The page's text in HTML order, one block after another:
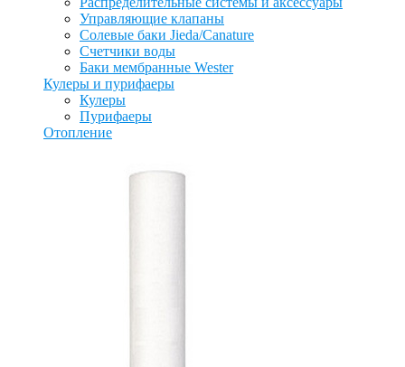
Управляющие клапаны
Солевые баки Jieda/Canature
Счетчики воды
Баки мембранные Wester
Кулеры и пурифаеры
Кулеры
Пурифаеры
Отопление